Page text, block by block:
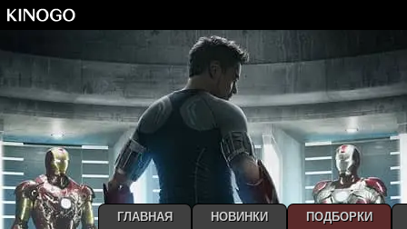
ГЛАВНАЯ НОВИНКИ ПОДБОРКИ